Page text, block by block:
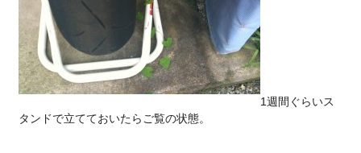
1週間ぐらいス
タンドで立てておいたらご覧の状態。